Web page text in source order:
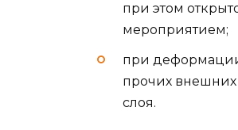
при этом
мероприятием;
при деформации
прочих внешних
слоя.